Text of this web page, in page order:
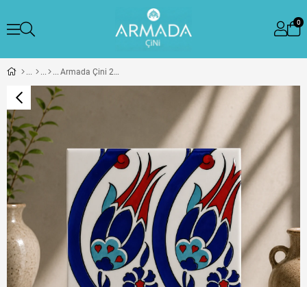
0
Armada Çini 20x20 Cm SP 77 Kütahya Çinisi İznik Lale Desen Çini Karo